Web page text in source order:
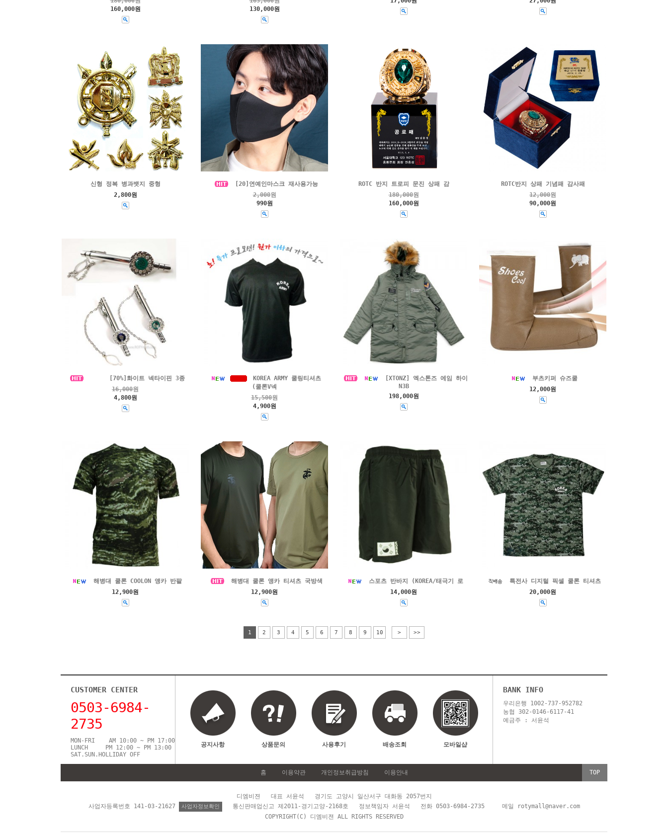
160,000원
130,000원
신형 정복 병과뱃지 중형
2,800원
[20]연예인마스크 재사용가능
2,000원
990원
ROTC 반지 트로피 문진 상패 감
180,000원
160,000원
ROTC반지 상패 기념패 감사패
12,000원
90,000원
[70%]화이트 넥타이핀 3종
16,000원
4,800원
KOREA ARMY 쿨링티셔츠
(쿨론V넥
15,500원
4,900원
[XTONZ] 엑스톤즈 에임 하이
N3B
198,000원
부츠키퍼 슈즈쿨
12,000원
해병대 쿨론 COOLON 앵카 반팔
12,900원
해병대 쿨론 앵카 티셔츠 국방색
12,900원
스포츠 반바지 (KOREA/태극기 로
14,000원
특전사 디지털 픽셀 쿨론 티셔츠
20,000원
1 2 3 4 5 6 7 8 9 10 > >>
CUSTOMER CENTER
0503-6984-
2735
MON-FRI AM 10:00 ~ PM 17:00
LUNCH PM 12:00 ~ PM 13:00
SAT.SUN.HOLLIDAY OFF
공지사항 상품문의 사용후기 배송조회 모바일샵
BANK INFO
우리은행 1002-737-952782
농협 302-0146-6117-41
예금주 : 서윤석
홈 이용약관 개인정보취급방침 이용안내 TOP
디엠비젼 대표 서윤석 경기도 고양시 일산서구 대화동 2057번지
사업자등록번호 141-03-21627
사업자정보확인 통신판매업신고 제2011-경기고양-2168호 정보책임자 서윤석 전화 0503-6984-2735 메일
rotymall@naver.com
COPYRIGHT(C) 디엠비젼 ALL RIGHTS RESERVED